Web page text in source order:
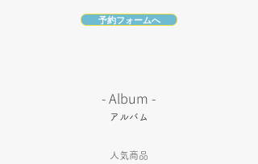
予約フォームへ
​- Album -
アルバム
人気商品